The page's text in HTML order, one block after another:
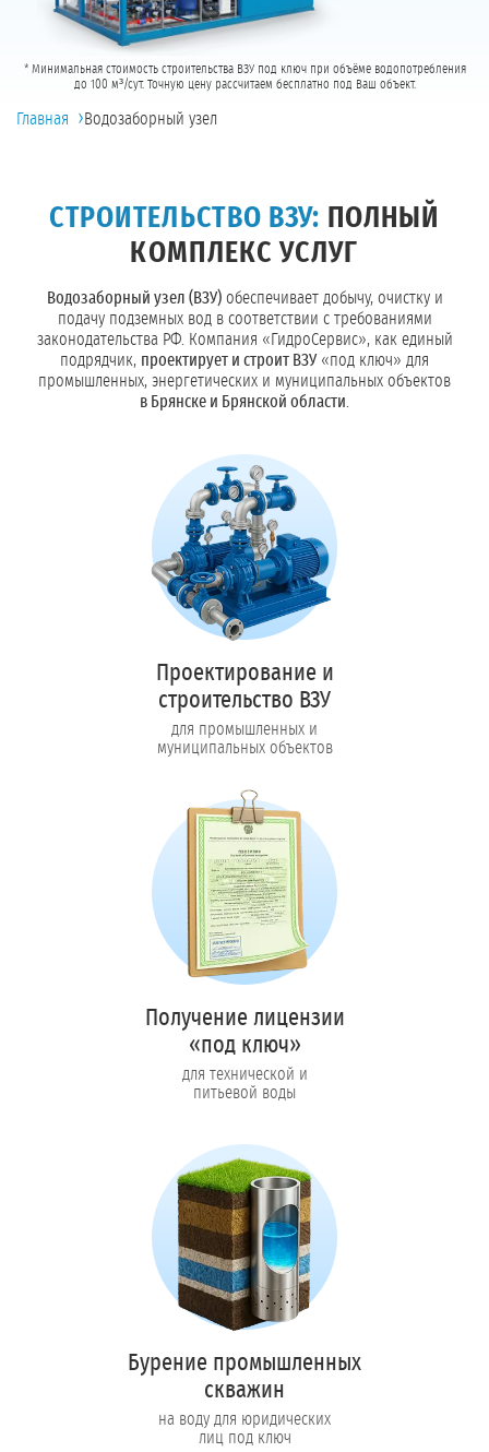
* Минимальная стоимость строительства ВЗУ под ключ при объёме водопотребления
до 100 м³/сут. Точную цену рассчитаем бесплатно под Ваш объект.
Главная ›Водозаборный узел
СТРОИТЕЛЬСТВО ВЗУ: ПОЛНЫЙ
КОМПЛЕКС УСЛУГ
Водозаборный узел (ВЗУ)обеспечивает добычу, очистку и
подачу подземных вод в соответствии с требованиями
законодательства РФ. Компания «ГидроСервис», как единый
подрядчик, проектирует и строит ВЗУ«под ключ» для
промышленных, энергетических и муниципальных объектов
в Брянске и Брянской области
Проектирование и
строительство ВЗУ
для промышленных и
муниципальных объектов
Получение лицензии
«под ключ»
для технической и
питьевой воды
Бурение промышленных
скважин
на воду для юридических
лиц под ключ